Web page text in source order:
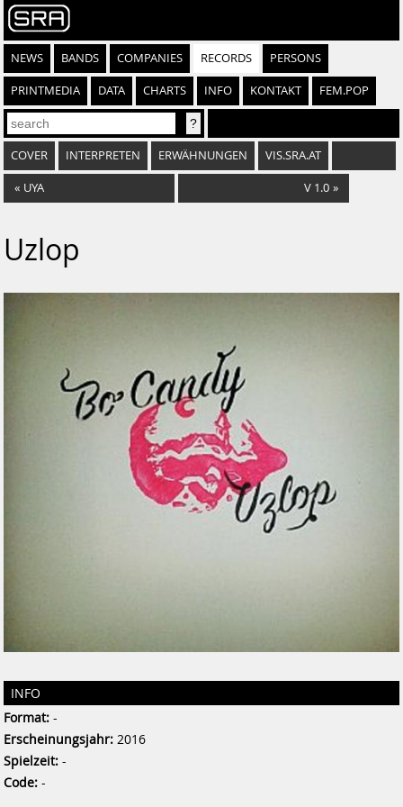
NEWS BANDS COMPANIES RECORDS PERSONS
PRINTMEDIA DATA CHARTS INFO KONTAKT FEM.POP
COVER INTERPRETEN ERWÄHNUNGEN VIS.SRA.AT
« UYA V 1.0 »
Uzlop
INFO
Format: -
Erscheinungsjahr: 2016
Spielzeit: -
Code: -